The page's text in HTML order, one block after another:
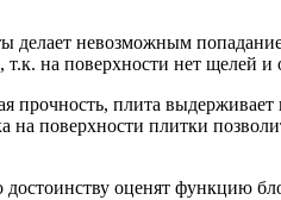
делает невозможным
на поверхности нет щелей и
плита
на поверхности плитки
оценят функцию